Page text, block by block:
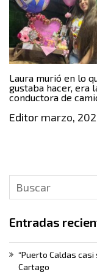
Laura murió en lo
gustaba hacer, era
conductora de
Editor marzo,
Entradas
“Puerto Caldas
Cartago